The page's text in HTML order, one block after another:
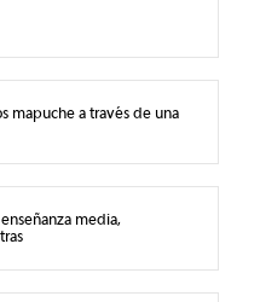
mapuche a través de una
media,